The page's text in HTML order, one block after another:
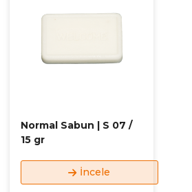
Normal Sabun | S 07 /
15 gr
İncele